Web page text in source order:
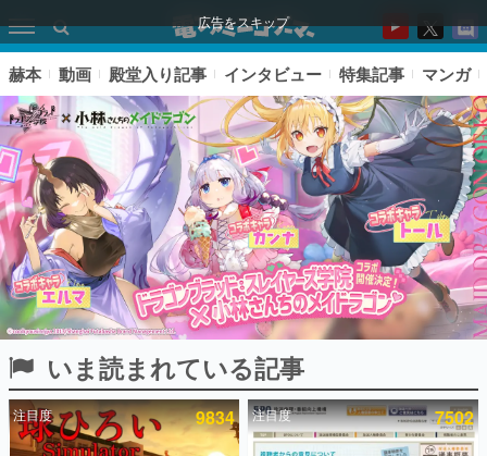
広告をスキップ
ピックアップ
電ファミのいま読まれている記事ランキング
赫本 動画 殿堂入り記事 インタビュー 特集記事 マンガ
いま読まれている記事
注目度 9834 注目度 7502